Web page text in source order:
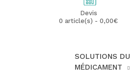
Devis
0 article(s) - 0,00€
SOLUTIONS DU
MÉDICAMENT